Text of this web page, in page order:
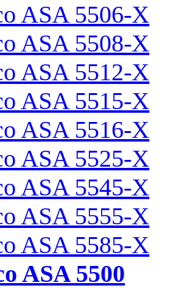
ASA 5506-X
ASA 5508-X
ASA 5512-X
ASA 5515-X
ASA 5516-X
ASA 5525-X
ASA 5545-X
ASA 5555-X
ASA 5585-X
ASA 5500